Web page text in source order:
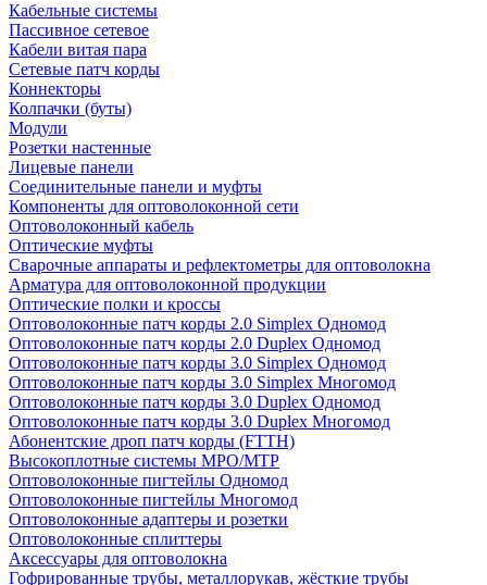
Кабельные системы
Пассивное сетевое
Кабели витая пара
Сетевые патч корды
Коннекторы
Колпачки (буты)
Модули
Розетки настенные
Лицевые панели
Соединительные панели и муфты
Компоненты для оптоволоконной сети
Оптоволоконный кабель
Оптические муфты
Сварочные аппараты и рефлектометры для оптоволокна
Арматура для оптоволоконной продукции
Оптические полки и кроссы
Оптоволоконные патч корды 2.0 Simplex Одномод
Оптоволоконные патч корды 2.0 Duplex Одномод
Оптоволоконные патч корды 3.0 Simplex Одномод
Оптоволоконные патч корды 3.0 Simplex Многомод
Оптоволоконные патч корды 3.0 Duplex Одномод
Оптоволоконные патч корды 3.0 Duplex Многомод
Абонентские дроп патч корды (FTTH)
Высокоплотные системы MPO/MTP
Оптоволоконные пигтейлы Одномод
Оптоволоконные пигтейлы Многомод
Оптоволоконные адаптеры и розетки
Оптоволоконные сплиттеры
Аксессуары для оптоволокна
Гофрированные трубы, металлорукав, жёсткие трубы